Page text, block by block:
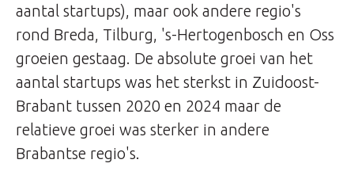
aantal startups), maar ook andere regio's
rond Breda, Tilburg, 's-Hertogenbosch en Oss
groeien gestaag. De absolute groei van het
aantal startups was het sterkst in Zuidoost-
Brabant tussen 2020 en 2024 maar de
relatieve groei was sterker in andere
Brabantse regio's.